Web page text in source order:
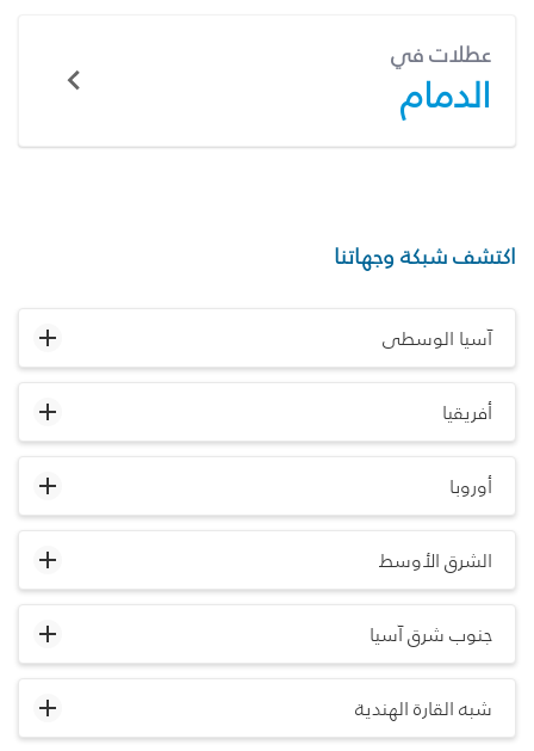
عطلات في
الدمام
اكتشف شبكة وجهاتنا
آسيا الوسطى
أفريقيا
أوروبا
الشرق الأوسط
جنوب شرق آسيا
شبه القارة الهندية